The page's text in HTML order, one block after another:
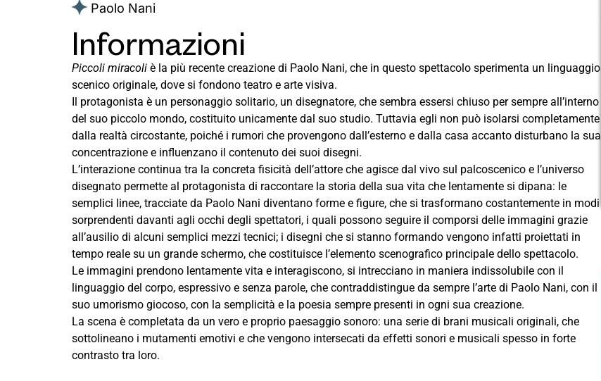
Paolo Nani
Informazioni
Piccoli miracoli è la più recente creazione di Paolo Nani, che in questo spettacolo sperimenta un linguaggio
scenico originale, dove si fondono teatro e arte visiva.
Il protagonista è un personaggio solitario, un disegnatore, che sembra essersi chiuso per sempre all’interno
del suo piccolo mondo, costituito unicamente dal suo studio. Tuttavia egli non può isolarsi completamente
dalla realtà circostante, poiché i rumori che provengono dall’esterno e dalla casa accanto disturbano la sua
concentrazione e influenzano il contenuto dei suoi disegni.
L’interazione continua tra la concreta fisicità dell’attore che agisce dal vivo sul palcoscenico e l’universo
disegnato permette al protagonista di raccontare la storia della sua vita che lentamente si dipana: le
semplici linee, tracciate da Paolo Nani diventano forme e figure, che si trasformano costantemente in modi
sorprendenti davanti agli occhi degli spettatori, i quali possono seguire il comporsi delle immagini grazie
all’ausilio di alcuni semplici mezzi tecnici; i disegni che si stanno formando vengono infatti proiettati in
tempo reale su un grande schermo, che costituisce l’elemento scenografico principale dello spettacolo.
Le immagini prendono lentamente vita e interagiscono, si intrecciano in maniera indissolubile con il
linguaggio del corpo, espressivo e senza parole, che contraddistingue da sempre l’arte di Paolo Nani, con il
suo umorismo giocoso, con la semplicità e la poesia sempre presenti in ogni sua creazione.
La scena è completata da un vero e proprio paesaggio sonoro: una serie di brani musicali originali, che
sottolineano i mutamenti emotivi e che vengono intersecati da effetti sonori e musicali spesso in forte
contrasto tra loro.